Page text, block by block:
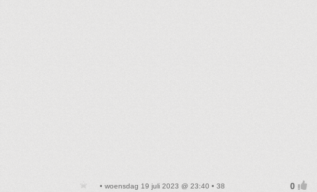
• woensdag 19 juli 2023 @ 23:40 • 38